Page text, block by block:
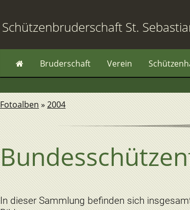
Schützenbruderschaft St.
Bruderschaft Verein
Fotoalben » 2004
In dieser Sammlung befinden sich